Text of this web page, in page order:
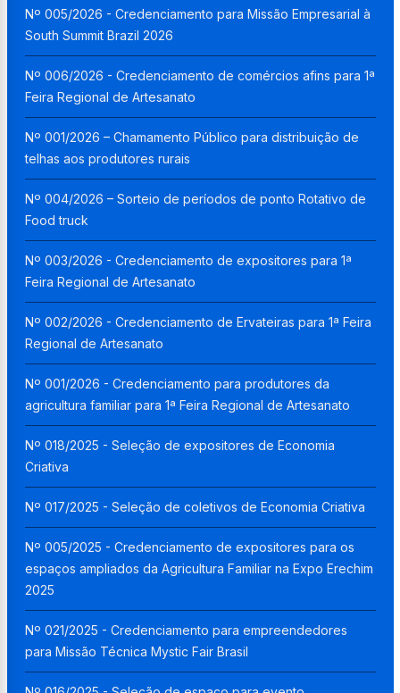
Nº 005/2026 - Credenciamento para Missão Empresarial à
South Summit Brazil 2026
Nº 006/2026 - Credenciamento de comércios afins para 1ª
Feira Regional de Artesanato
Nº 001/2026 – Chamamento Público para distribuição de
telhas aos produtores rurais
Nº 004/2026 – Sorteio de períodos de ponto Rotativo de
Food truck
Nº 003/2026 - Credenciamento de expositores para 1ª
Feira Regional de Artesanato
Nº 002/2026 - Credenciamento de Ervateiras para 1ª Feira
Regional de Artesanato
Nº 001/2026 - Credenciamento para produtores da
agricultura familiar para 1ª Feira Regional de Artesanato
Nº 018/2025 - Seleção de expositores de Economia
Criativa
Nº 017/2025 - Seleção de coletivos de Economia Criativa
Nº 005/2025 - Credenciamento de expositores para os
espaços ampliados da Agricultura Familiar na Expo Erechim
2025
Nº 021/2025 - Credenciamento para empreendedores
para Missão Técnica Mystic Fair Brasil